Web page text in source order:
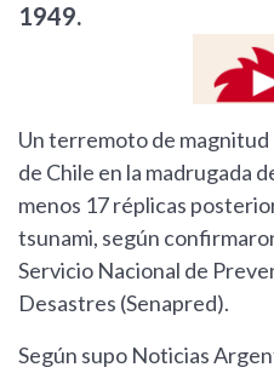
1949.
Un terremoto de
de Chile en la madrugada
menos 17 réplicas
tsunami, según
Servicio Nacional de
Desastres (Senapred).
Según supo Noticias